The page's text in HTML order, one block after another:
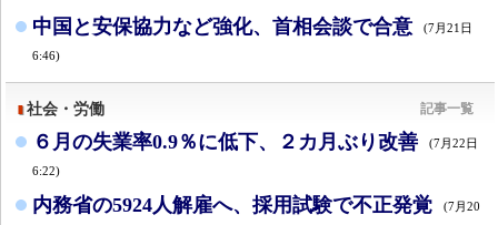
中国と安保協力など強化、首相会談で合意 (7月21日
6:46)
社会・労働 記事一覧
６月の失業率0.9％に低下、２カ月ぶり改善 (7月22日
6:22)
内務省の5924人解雇へ、採用試験で不正発覚
(7月20